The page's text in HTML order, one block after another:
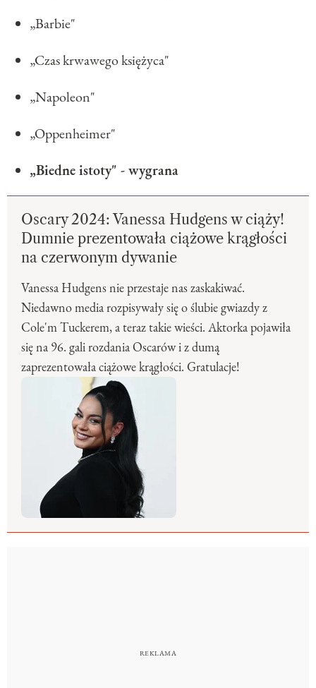
„Barbie"
„Czas krwawego księżyca"
„Napoleon"
„Oppenheimer"
„Biedne istoty" - wygrana
Oscary 2024: Vanessa Hudgens w ciąży!
Dumnie prezentowała ciążowe krągłości
na czerwonym dywanie
Vanessa Hudgens nie przestaje nas zaskakiwać.
Niedawno media rozpisywały się o ślubie gwiazdy z
Cole'm Tuckerem, a teraz takie wieści. Aktorka pojawiła
się na 96. gali rozdania Oscarów i z dumą
zaprezentowała ciążowe krągłości. Gratulacje!